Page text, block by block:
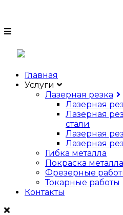
Главная
Услуги
Лазерная резка
Лазерная
Лазерная
стали
Лазерная
Лазерная
Гибка металла
Покраска металла
Фрезерные
Токарные работы
Контакты